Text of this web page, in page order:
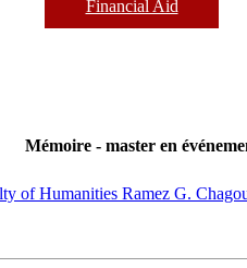
Financial Aid
Mémoire - master en
of Humanities Ramez G.